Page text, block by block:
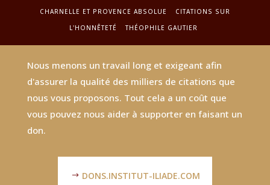
CHARNELLE ET PROVENCE ABSOLUE
CITATIONS SUR
L'HONNÊTETÉ
THÉOPHILE GAUTIER
Nous menons un travail long et exigeant afin
d'assurer la qualité des milliers de citations que
nous vous proposons. Tout cela a un coût que
vous pouvez nous aider à supporter en faisant un
don.
DONS.INSTITUT-ILIADE.COM